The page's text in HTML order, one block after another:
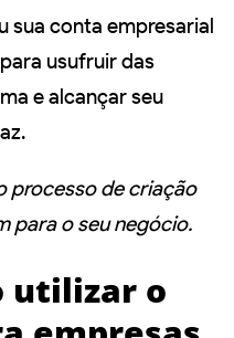
sua conta empresarial
usufruir das
e alcançar seu
processo de criação
para o seu negócio.
utilizar o